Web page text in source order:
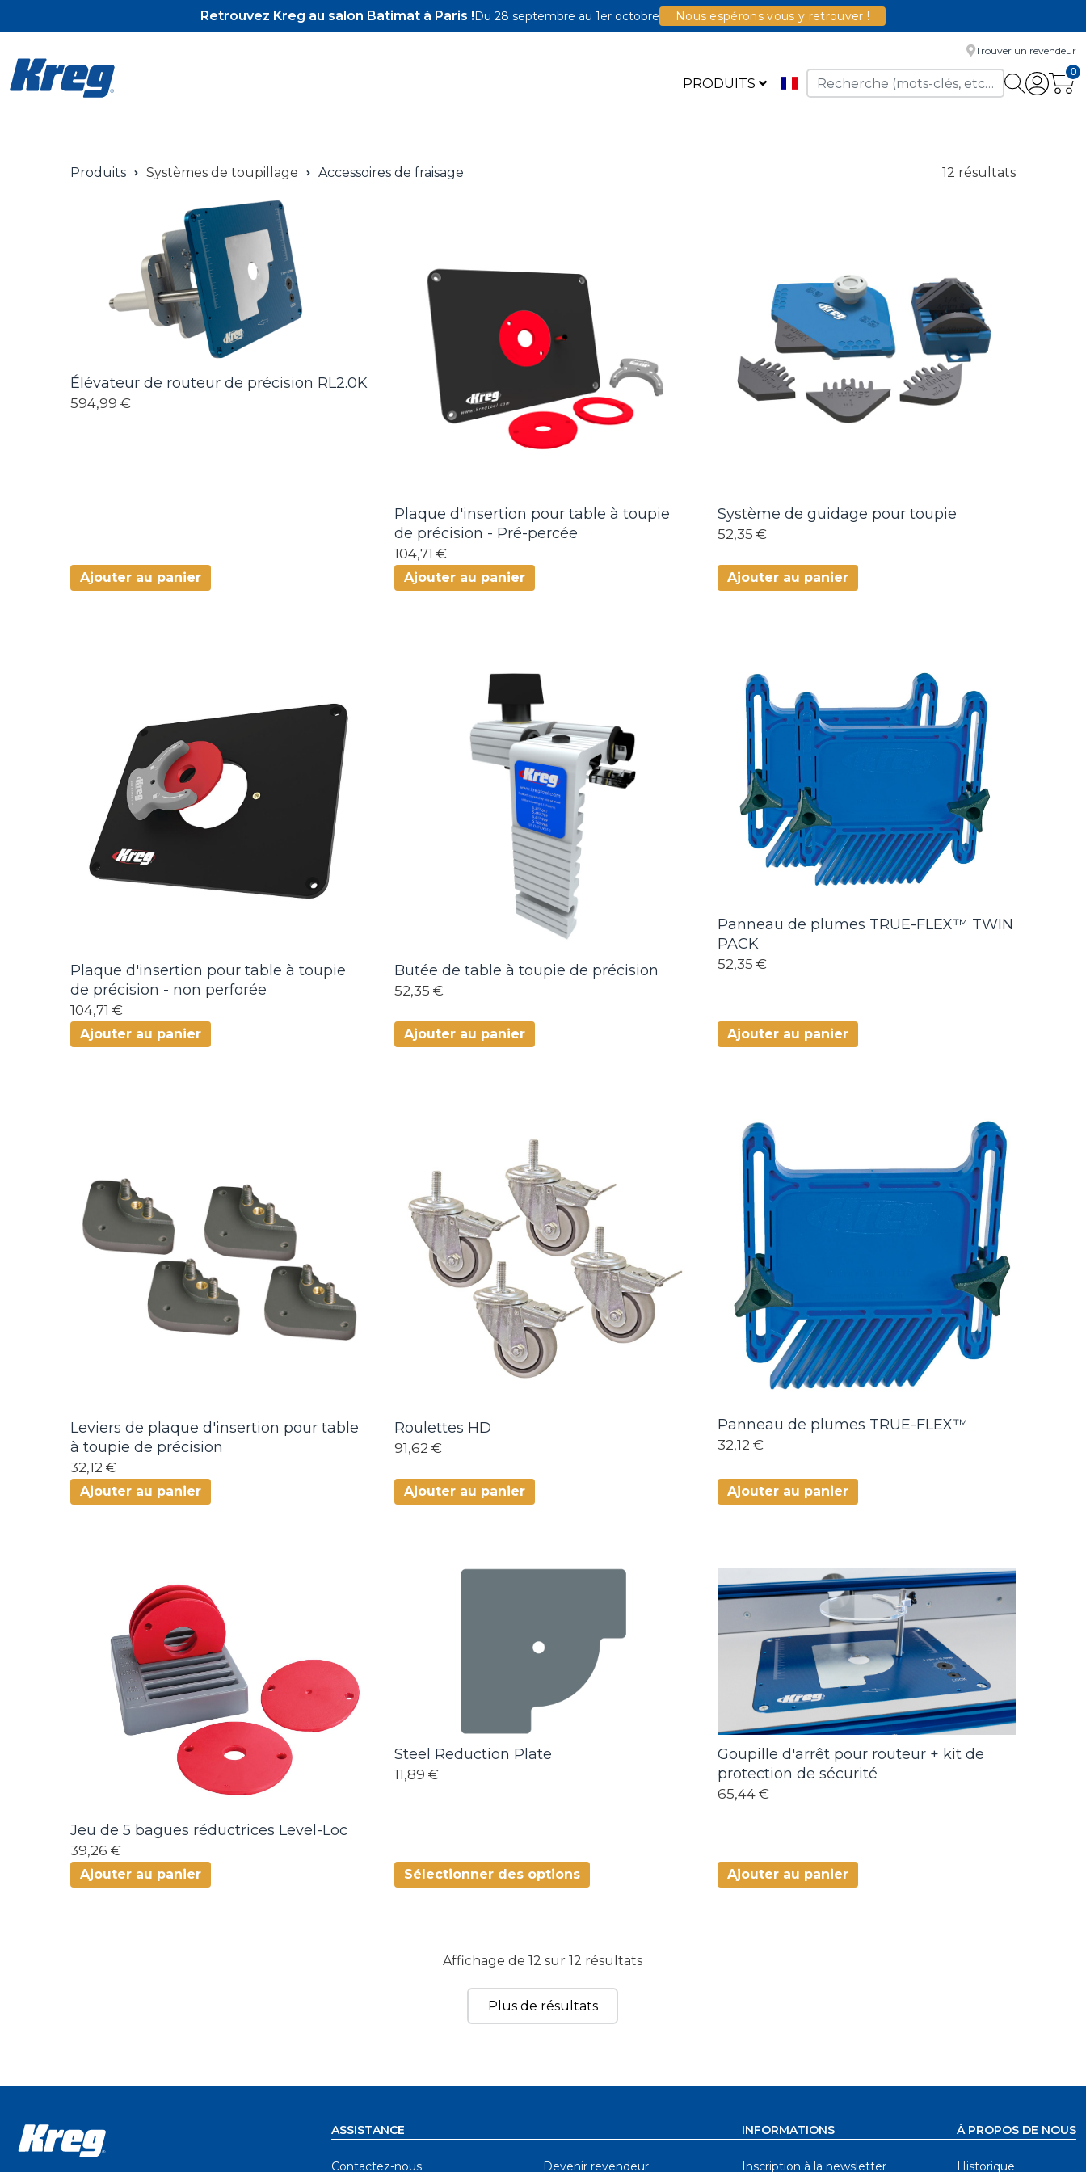
Retrouvez Kreg au salon Batimat à Paris !Du 28 septembre au 1er octobre Nous espérons vous y retrouver !
PRODUITS
Pocket-Hole Jigs
Trouver un revendeur
0
Produits Systèmes de toupillage Accessoires de fraisage 12 résultats
Élévateur de routeur de précision RL2.0K
594,99 €
Ajouter au panier
Plaque d'insertion pour table à toupie
de précision - Pré-percée
104,71 €
Ajouter au panier
Système de guidage pour toupie
52,35 €
Ajouter au panier
Plaque d'insertion pour table à toupie
de précision - non perforée
104,71 €
Ajouter au panier
Butée de table à toupie de précision
52,35 €
Ajouter au panier
Panneau de plumes TRUE-FLEX™ TWIN
PACK
52,35 €
Ajouter au panier
Leviers de plaque d'insertion pour table
à toupie de précision
32,12 €
Ajouter au panier
Roulettes HD
91,62 €
Ajouter au panier
Panneau de plumes TRUE-FLEX™
32,12 €
Ajouter au panier
Jeu de 5 bagues réductrices Level-Loc
39,26 €
Ajouter au panier
Steel Reduction Plate
11,89 €
Sélectionner des options
Goupille d'arrêt pour routeur + kit de
protection de sécurité
65,44 €
Ajouter au panier
Affichage de 12 sur 12 résultats
Plus de résultats
ASSISTANCE
Contactez-nous Devenir revendeur
INFORMATIONS
Inscription à la newsletter
À PROPOS DE NOUS
Historique